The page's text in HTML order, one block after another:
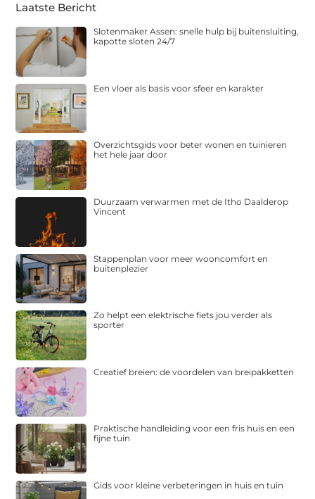
Laatste Bericht
Slotenmaker Assen: snelle hulp bij buitensluiting,
kapotte sloten 24/7
Een vloer als basis voor sfeer en karakter
Overzichtsgids voor beter wonen en tuinieren
het hele jaar door
Duurzaam verwarmen met de Itho Daalderop
Vincent
Stappenplan voor meer wooncomfort en
buitenplezier
Zo helpt een elektrische fiets jou verder als
sporter
Creatief breien: de voordelen van breipakketten
Praktische handleiding voor een fris huis en een
fijne tuin
Gids voor kleine verbeteringen in huis en tuin